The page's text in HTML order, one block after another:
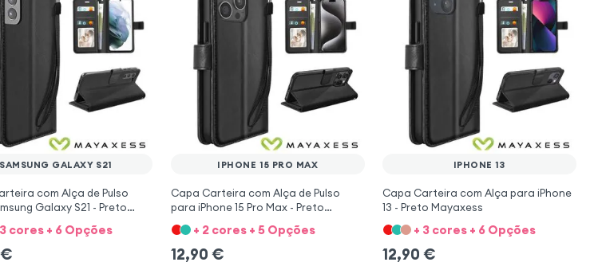
SAMSUNG GALAXY S21
com Alça de Pulso
Galaxy S21 - Preto
cores + 6 Opções
€
IPHONE 15 PRO MAX
Capa Carteira com Alça de Pulso
para iPhone 15 Pro Max - Preto
Mayaxess
+ 2 cores + 5 Opções
12,90 €
IPHONE 13
Capa Carteira com Alça para iPhone
13 - Preto Mayaxess
+ 3 cores + 6 Opções
12,90 €